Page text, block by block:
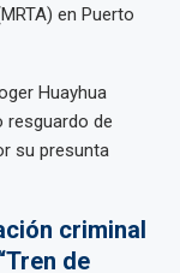
en Puerto
Huayhua
resguardo de
su presunta
criminal
de